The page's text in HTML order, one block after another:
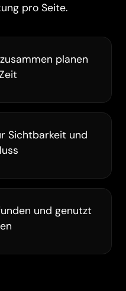
pro Seite.
planen
Sichtbarkeit und
und genutzt